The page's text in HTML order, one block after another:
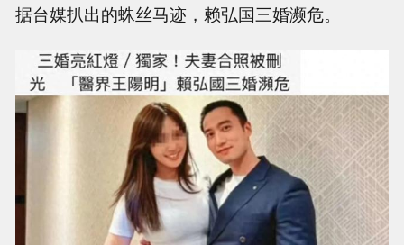
据台媒扒出的蛛丝马迹，赖弘国三婚濒危。